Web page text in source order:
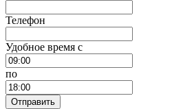
Телефон
Удобное время c
по
Отправить